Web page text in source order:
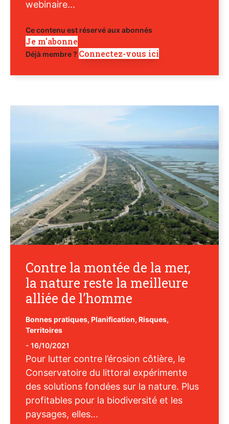
webinaire...
Ce contenu est réservé aux abonnés
Je m'abonne
Déjà membre ? Connectez-vous ici
Contre la montée de la mer,
la nature reste la meilleure
alliée de l’homme
Bonnes pratiques, Planification, Risques,
Territoires
- 16/10/2021
Pour lutter contre l’érosion côtière, le
Conservatoire du littoral expérimente
des solutions fondées sur la nature. Plus
profitables pour la biodiversité et les
paysages, elles...